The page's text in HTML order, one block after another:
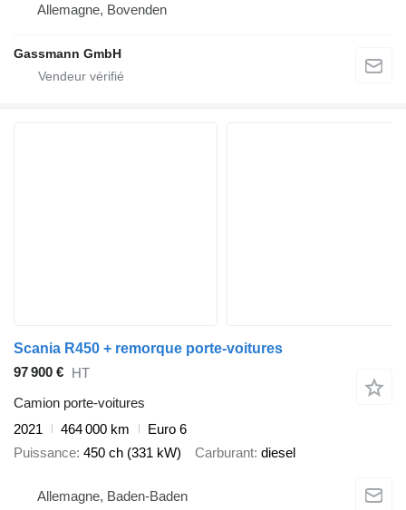
Allemagne, Bovenden
Gassmann GmbH
Scania R450 + remorque porte-voitures
97 900 € HT
Camion porte-voitures
2021
464 000 km
Euro 6
Puissance 450 ch (331 kW) Carburant diesel
Allemagne, Baden-Baden